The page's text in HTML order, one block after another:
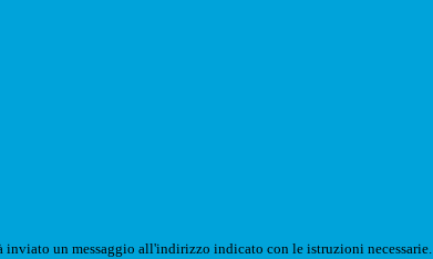
inviato un messaggio all'indirizzo indicato con le istruzioni necessarie.